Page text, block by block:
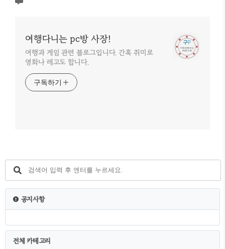
여행다니는 pc방 사장!
여행과 게임 관련 블로그입니다. 간혹 취미로
영화나 레고도 합니다.
구독하기
공지사항
전체 카테고리